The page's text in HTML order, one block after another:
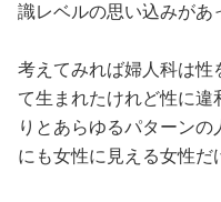
識レベルの思い込みがあ
考えてみれば婦人科は性
て生まれたけれど性に違
りとあらゆるパターン
にも女性に見える女性だ